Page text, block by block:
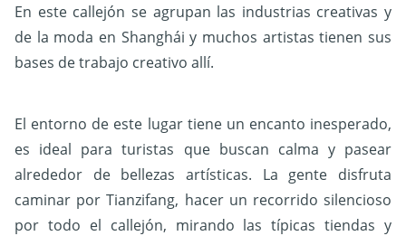
En este callejón se agrupan las industrias creativas y
de la moda en Shanghái y muchos artistas tienen sus
bases de trabajo creativo allí.
El entorno de este lugar tiene un encanto inesperado,
es ideal para turistas que buscan calma y pasear
alrededor de bellezas artísticas. La gente disfruta
caminar por Tianzifang, hacer un recorrido silencioso
por todo el callejón, mirando las típicas tiendas y